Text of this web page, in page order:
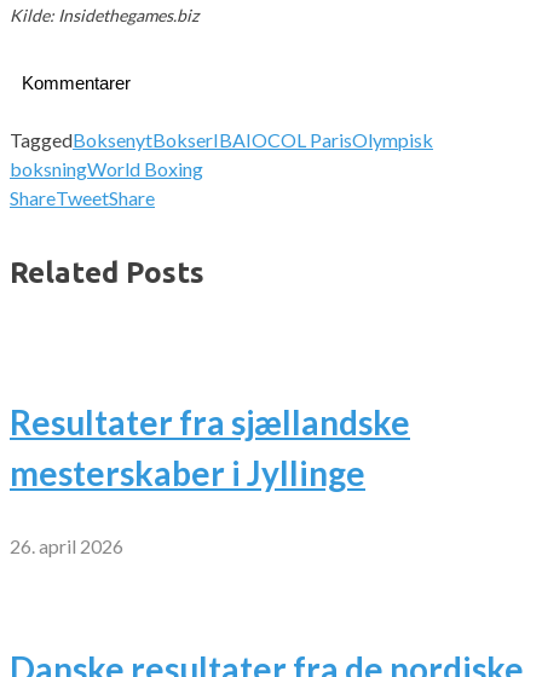
Kilde: Insidethegames.biz
Kommentarer
TaggedBoksenytBokserIBAIOCOL ParisOlympisk
boksningWorld Boxing
ShareTweetShare
Related Posts
Resultater fra sjællandske
mesterskaber i Jyllinge
26. april 2026
Danske resultater fra de nordiske